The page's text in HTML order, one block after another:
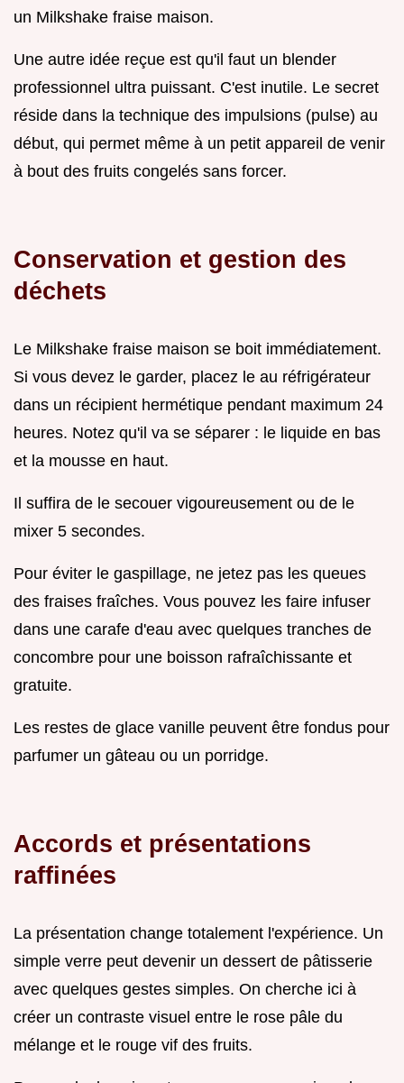
un Milkshake fraise maison.
Une autre idée reçue est qu'il faut un blender
professionnel ultra puissant. C'est inutile. Le secret
réside dans la technique des impulsions (pulse) au
début, qui permet même à un petit appareil de venir
à bout des fruits congelés sans forcer.
Conservation et gestion des
déchets
Le Milkshake fraise maison se boit immédiatement.
Si vous devez le garder, placez le au réfrigérateur
dans un récipient hermétique pendant maximum 24
heures. Notez qu'il va se séparer : le liquide en bas
et la mousse en haut.
Il suffira de le secouer vigoureusement ou de le
mixer 5 secondes.
Pour éviter le gaspillage, ne jetez pas les queues
des fraises fraîches. Vous pouvez les faire infuser
dans une carafe d'eau avec quelques tranches de
concombre pour une boisson rafraîchissante et
gratuite.
Les restes de glace vanille peuvent être fondus pour
parfumer un gâteau ou un porridge.
Accords et présentations
raffinées
La présentation change totalement l'expérience. Un
simple verre peut devenir un dessert de pâtisserie
avec quelques gestes simples. On cherche ici à
créer un contraste visuel entre le rose pâle du
mélange et le rouge vif des fruits.